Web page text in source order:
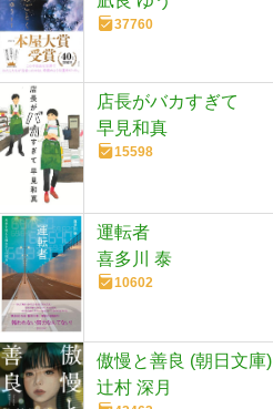
37760
店長がバカすぎて
早見和真
15598
運転者
喜多川 泰
10602
傲慢と善良 (朝日文庫)
辻村 深月